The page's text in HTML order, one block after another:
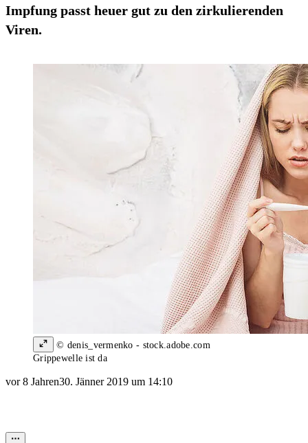
Impfung passt heuer gut zu den zirkulierenden
Viren.
© denis_vermenko - stock.adobe.com
Grippewelle ist da
vor 8 Jahren30. Jänner 2019 um 14:10